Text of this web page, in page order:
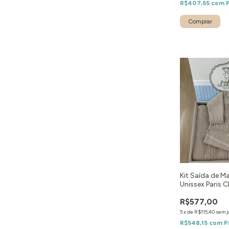
R$407,55 com
Comprar
Kit Saída de
Unissex Paris
R$577,00
5xde R$115,40 sem
R$548,15 com